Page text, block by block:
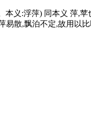
本义:浮萍) 同本义 萍
散,飘泊不定,故用以